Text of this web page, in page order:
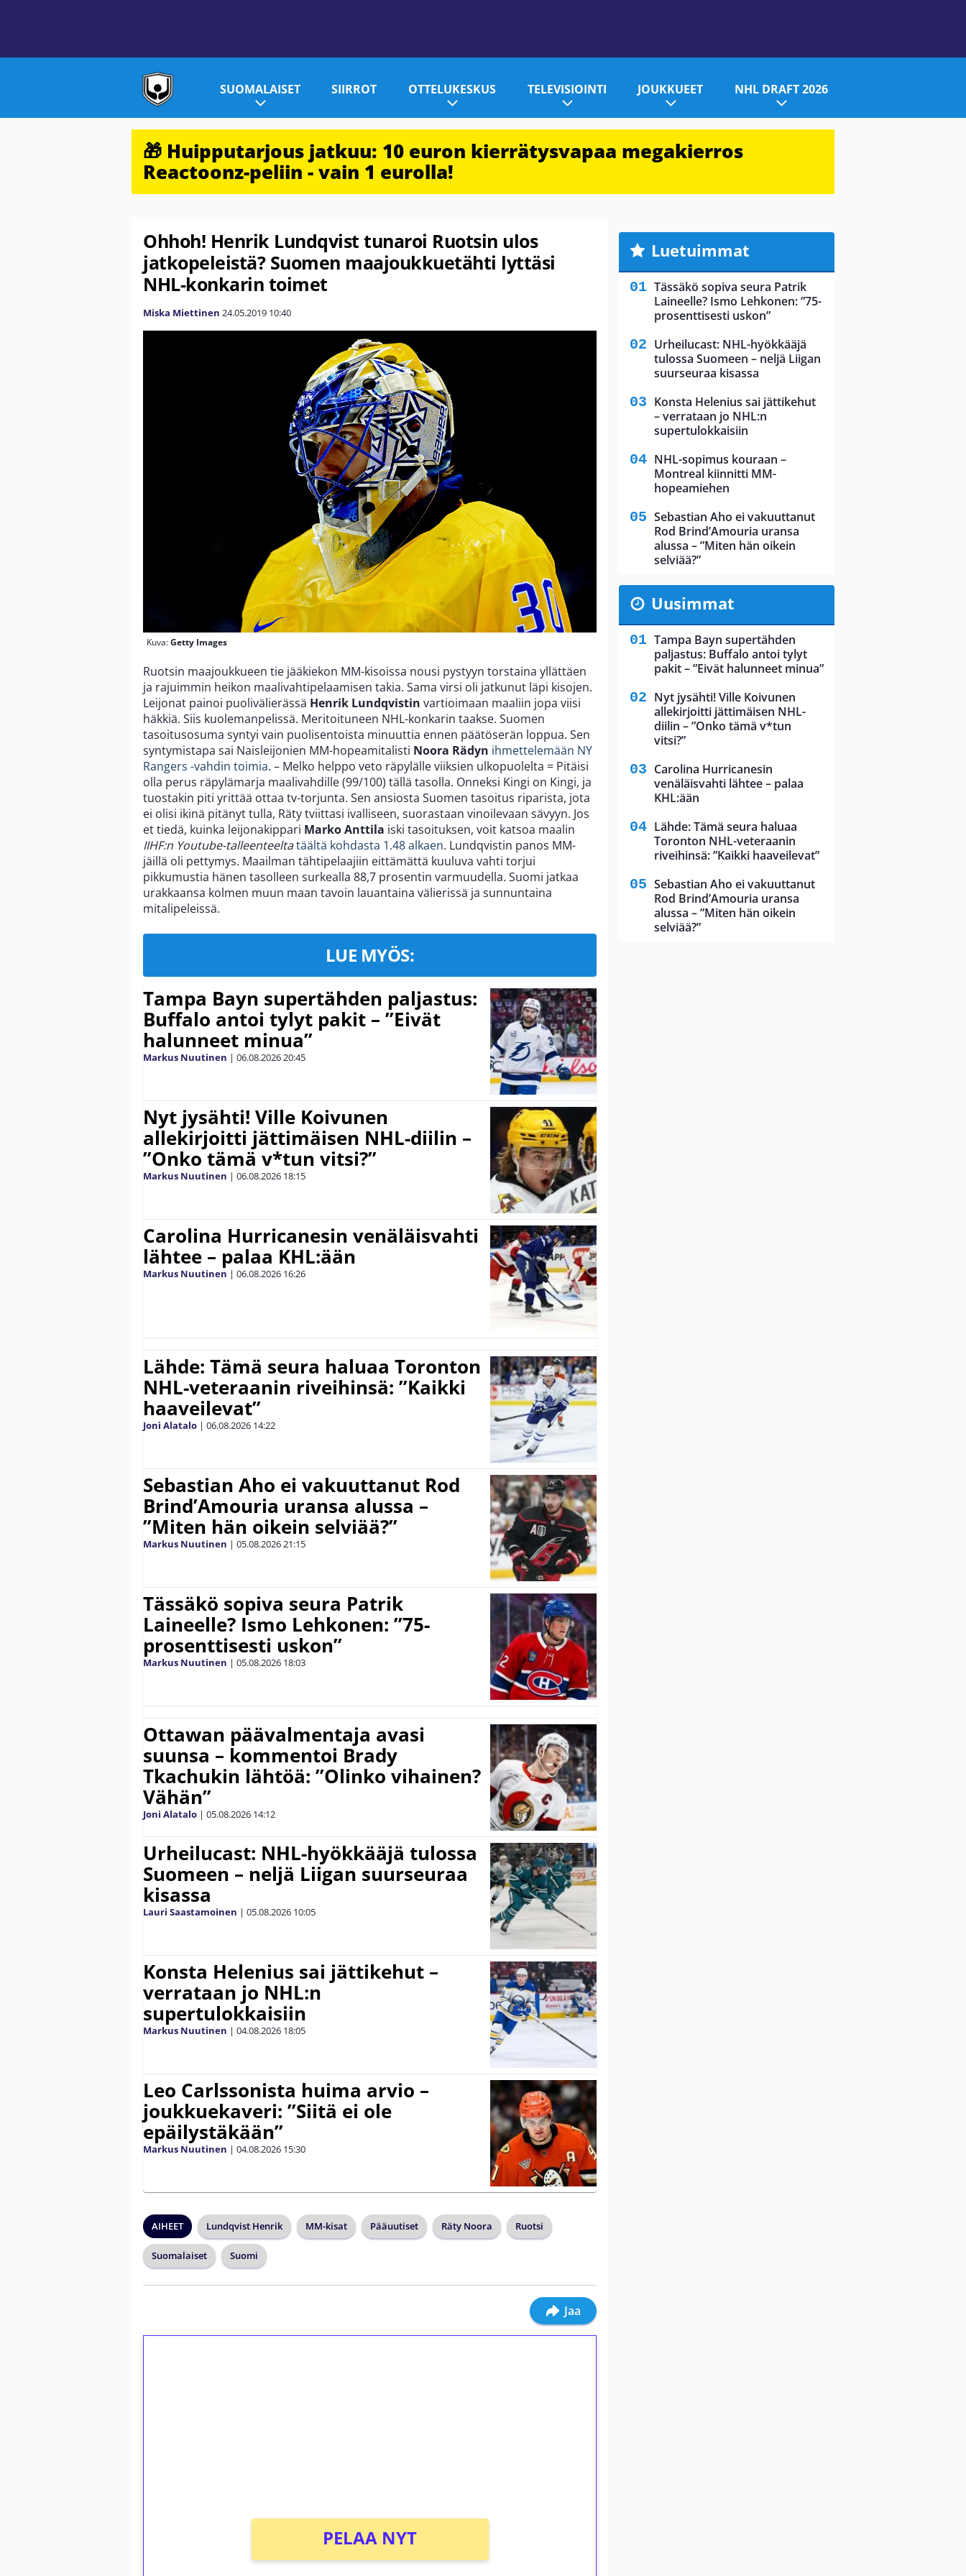
SUOMALAISET SIIRROT OTTELUKESKUS TELEVISIOINTI JOUKKUEET NHL DRAFT 2026
🎁 Huipputarjous jatkuu: 10 euron kierrätysvapaa megakierros
Reactoonz-peliin - vain 1 eurolla!
Ohhoh! Henrik Lundqvist tunaroi Ruotsin ulos
jatkopeleistä? Suomen maajoukkuetähti lyttäsi
NHL-konkarin toimet
Miska Miettinen 24.05.2019 10:40
Kuva:Getty Images
Ruotsin maajoukkueen tie jääkiekon MM-kisoissa nousi pystyyn torstaina yllättäen
ja rajuimmin heikon maalivahtipelaamisen takia. Sama virsi oli jatkunut läpi kisojen.
Leijonat painoi puolivälierässä Henrik Lundqvistin vartioimaan maaliin jopa viisi
häkkiä. Siis kuolemanpelissä. Meritoituneen NHL-konkarin taakse. Suomen
tasoitusosuma syntyi vain puolisentoista minuuttia ennen päätöserän loppua. Sen
syntymistapa sai Naisleijonien MM-hopeamitalisti Noora Rädyn ihmettelemään NY
Rangers -vahdin toimia. – Melko helppo veto räpylälle viiksien ulkopuolelta = Pitäisi
olla perus räpylämarja maalivahdille (99/100) tällä tasolla. Onneksi Kingi on Kingi, ja
tuostakin piti yrittää ottaa tv-torjunta. Sen ansiosta Suomen tasoitus riparista, jota
ei olisi ikinä pitänyt tulla, Räty tviittasi ivalliseen, suorastaan vinoilevaan sävyyn. Jos
et tiedä, kuinka leijonakippari Marko Anttila iski tasoituksen, voit katsoa maalin
IIHF:n Youtube-talleenteeltatäältä kohdasta 1.48 alkaen. Lundqvistin panos MM-
jäillä oli pettymys. Maailman tähtipelaajiin eittämättä kuuluva vahti torjui
pikkumustia hänen tasolleen surkealla 88,7 prosentin varmuudella. Suomi jatkaa
urakkaansa kolmen muun maan tavoin lauantaina välierissä ja sunnuntaina
mitalipeleissä.
LUE MYÖS:
Tampa Bayn supertähden paljastus:
Buffalo antoi tylyt pakit – ”Eivät
halunneet minua”
Markus Nuutinen | 06.08.202620:45
Nyt jysähti! Ville Koivunen
allekirjoitti jättimäisen NHL-diilin –
”Onko tämä v*tun vitsi?”
Markus Nuutinen | 06.08.2026 18:15
Carolina Hurricanesin venäläisvahti
lähtee – palaa KHL:ään
Markus Nuutinen | 06.08.2026 16:26
Lähde: Tämä seura haluaa Toronton
NHL-veteraanin riveihinsä: ”Kaikki
haaveilevat”
Joni Alatalo | 06.08.2026 14:22
Sebastian Aho ei vakuuttanut Rod
Brind’Amouria uransa alussa –
”Miten hän oikein selviää?”
Markus Nuutinen | 05.08.202621:15
Tässäkö sopiva seura Patrik
Laineelle? Ismo Lehkonen: ”75-
prosenttisesti uskon”
Markus Nuutinen | 05.08.2026 18:03
Ottawan päävalmentaja avasi
suunsa – kommentoi Brady
Tkachukin lähtöä: ”Olinko vihainen?
Vähän”
Joni Alatalo | 05.08.2026 14:12
Urheilucast: NHL-hyökkääjä tulossa
Suomeen – neljä Liigan suurseuraa
kisassa
Lauri Saastamoinen | 05.08.2026 10:05
Konsta Helenius sai jättikehut –
verrataan jo NHL:n
supertulokkaisiin
Markus Nuutinen | 04.08.2026 18:05
Leo Carlssonista huima arvio –
joukkuekaveri: ”Siitä ei ole
epäilystäkään”
Markus Nuutinen | 04.08.2026 15:30
AIHEET Lundqvist Henrik MM-kisat Pääuutiset Räty Noora Ruotsi
Suomalaiset Suomi
Jaa
PELAA NYT
Luetuimmat
Tässäkö sopiva seura Patrik
Laineelle? Ismo Lehkonen: ”75-
prosenttisesti uskon”
Urheilucast: NHL-hyökkääjä
tulossa Suomeen – neljä Liigan
suurseuraa kisassa
Konsta Helenius sai jättikehut
– verrataan jo NHL:n
supertulokkaisiin
NHL-sopimus kouraan –
Montreal kiinnitti MM-
hopeamiehen
Sebastian Aho ei vakuuttanut
Rod Brind’Amouria uransa
alussa – ”Miten hän oikein
selviää?”
Uusimmat
Tampa Bayn supertähden
paljastus: Buffalo antoi tylyt
pakit – ”Eivät halunneet minua”
Nyt jysähti! Ville Koivunen
allekirjoitti jättimäisen NHL-
diilin – ”Onko tämä v*tun
vitsi?”
Carolina Hurricanesin
venäläisvahti lähtee – palaa
KHL:ään
Lähde: Tämä seura haluaa
Toronton NHL-veteraanin
riveihinsä: ”Kaikki haaveilevat”
Sebastian Aho ei vakuuttanut
Rod Brind’Amouria uransa
alussa – ”Miten hän oikein
selviää?”